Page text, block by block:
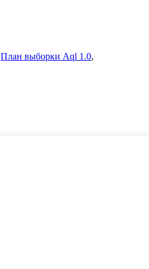
План выборки Aql 1.0,